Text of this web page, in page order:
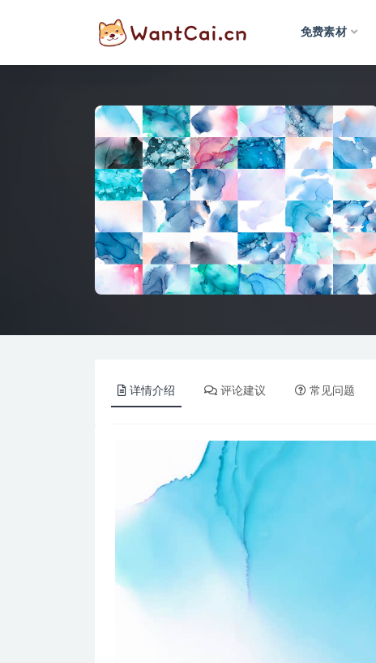
免费素材
详情介绍 评论建议 常见问题